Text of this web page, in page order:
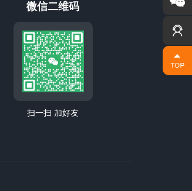
微信二维码
扫一扫 加好友